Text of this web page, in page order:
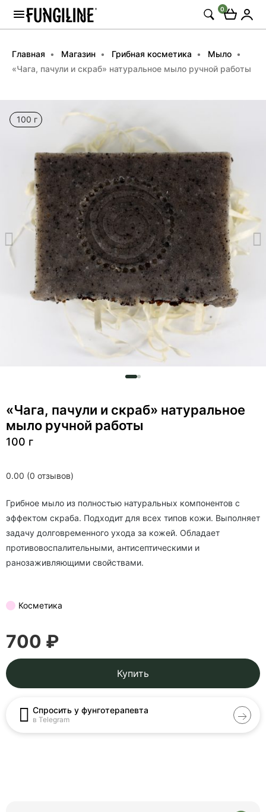
0
Главная Магазин Грибная косметика
Мыло
«Чага, пачули и скраб» натуральное мыло ручной работы
100 г
0.00 (0 отзывов)
«Чага, пачули и скраб» натуральное
мыло ручной работы
100 г
Грибное мыло из полностью натуральных компонентов с
эффектом скраба. Подходит для всех типов кожи. Выполняет
задачу долговременного ухода за кожей. Обладает
противовоспалительными, антисептическими и
ранозаживляющими свойствами.
Косметика
700 ₽
Купить
Спросить у фунготерапевта
в Telegram